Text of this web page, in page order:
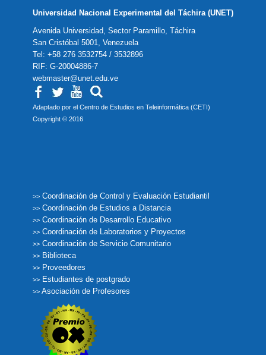
Universidad Nacional Experimental del Táchira (UNET)
Avenida Universidad, Sector Paramillo, Táchira
San Cristóbal 5001, Venezuela
Tel: +58 276 3532754 / 3532896
RIF: G-20004886-7
webmaster@unet.edu.ve
Adaptado por el Centro de Estudios en Teleinformática (CETI)
Copyright © 2016
>> Coordinación de Control y Evaluación Estudiantil
>> Coordinación de Estudios a Distancia
>> Coordinación de Desarrollo Educativo
>> Coordinación de Laboratorios y Proyectos
>> Coordinación de Servicio Comunitario
>> Biblioteca
>> Proveedores
>> Estudiantes de postgrado
>> Asociación de Profesores